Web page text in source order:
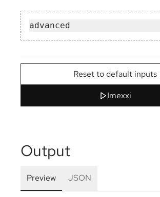
advanced
Reset to default inputs
Imexxi
Output
Preview JSON